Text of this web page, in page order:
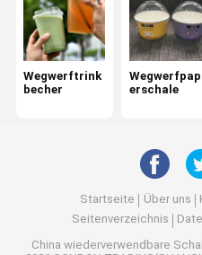
Benutzerdefinierte
Löffel-Gabel-Messer
Wegwerfversorgungen
Schalen, die Maschine
Wegwerftrink
becher
erschale
Startseite Über uns
Seitenverzeichnis
China wiederverwendbare